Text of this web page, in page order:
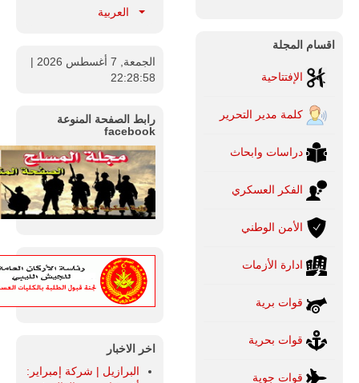
التمرد في
منطقة الساحل،
أوريون على
التحليق…
ليبيا | إنطلاق
2026 الدولية
بمشاركة
جيوش وقادة
من 30 دولة
اقسام المجلة
الإفتتاحية
كلمة مدير التحرير
دراسات وابحاث
الفكر العسكري
الأمن الوطني
ادارة الأزمات
قوات برية
قوات بحرية
قوات جوية
العربية
الجمعة, 7 أغسطس 2026
|
22:28:58
رابط الصفحة المنوعة
facebook
اخر الاخبار
البرازيل | شركة إمبراير: